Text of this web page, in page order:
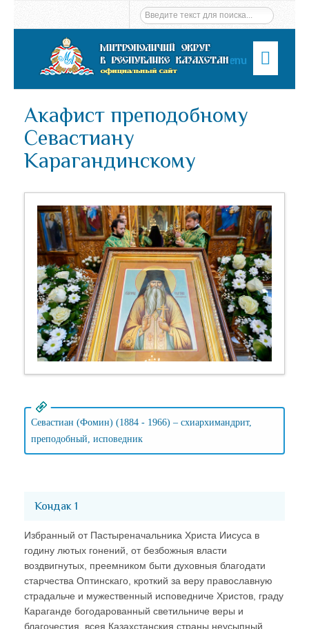
Menu
Акафист преподобному
Севастиану
Карагандинскому
Севастиан (Фомин) (1884 - 1966) – схиархимандрит,
преподобный, исповедник
Кондак 1
Избранный от Пастыреначальника Христа Иисуса в
годину лютых гонений, от безбожныя власти
воздвигнутых, преемником быти духовныя благодати
старчества Оптинскаго, кроткий за веру православную
страдальче и мужественный исповедниче Христов, граду
Караганде богодарованный светильниче веры и
благочестия, всея Казахстанския страны неусыпный